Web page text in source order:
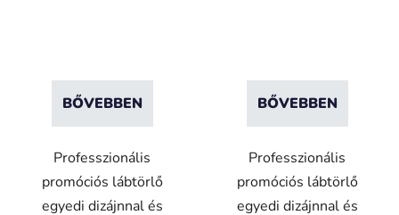
BŐVEBBEN
Professzionális
promóciós lábtörlő
egyedi dizájnnal és
BŐVEBBEN
Professzionális
promóciós lábtörlő
egyedi dizájnnal és